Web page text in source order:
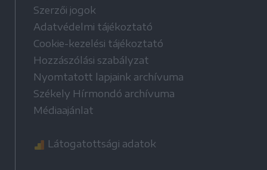
Szerzői jogok
Adatvédelmi tájékoztató
Cookie-kezelési tájékoztató
Hozzászólási szabályzat
Nyomtatott lapjaink archívuma
Székely Hírmondó archívuma
Médiaajánlat
Látogatottsági adatok